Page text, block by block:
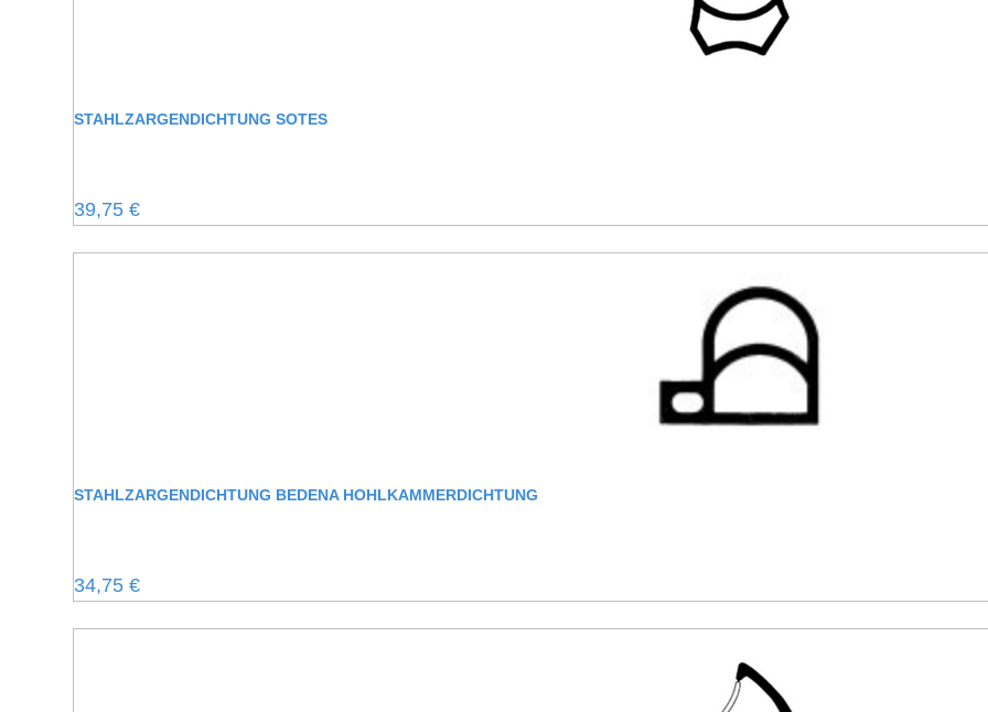
STAHLZARGENDICHTUNG SOTES
Regulärer Preis:
39,75 €
STAHLZARGENDICHTUNG BEDENA HOHLKAMMERDICHTUNG
Regulärer Preis:
34,75 €